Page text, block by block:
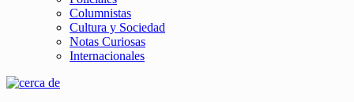
Columnistas
Cultura y Sociedad
Notas Curiosas
Internacionales